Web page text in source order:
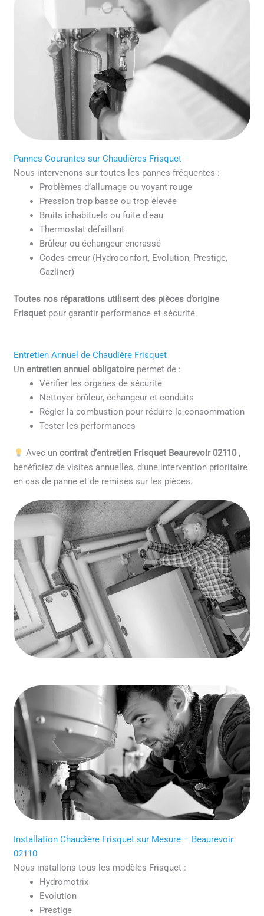
Pannes Courantes sur Chaudières Frisquet
Nous intervenons sur toutes les pannes fréquentes :
Problèmes d’allumage ou voyant rouge
Pression trop basse ou trop élevée
Bruits inhabituels ou fuite d’eau
Thermostat défaillant
Brûleur ou échangeur encrassé
Codes erreur (Hydroconfort, Evolution, Prestige,
Gazliner)
Toutes nos réparations utilisent des pièces d’origine
Frisquet pour garantir performance et sécurité.
Entretien Annuel de Chaudière Frisquet
Unentretien annuel obligatoire permet de :
Vérifier les organes de sécurité
Nettoyer brûleur, échangeur et conduits
Régler la combustion pour réduire la consommation
Tester les performances
Avec un contrat d’entretien Frisquet Beaurevoir 02110 ,
bénéficiez de visites annuelles, d’une intervention prioritaire
en cas de panne et de remises sur les pièces.
Installation Chaudière Frisquet sur Mesure – Beaurevoir
02110
Nous installons tous les modèles Frisquet :
Hydromotrix
Evolution
Prestige